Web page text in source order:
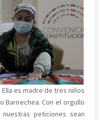
Ella es madre de tres niños
Barnechea. Con el orgullo
peticiones sean